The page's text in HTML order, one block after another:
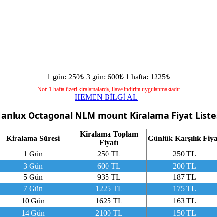
1 gün: 250₺ 3 gün: 600₺ 1 hafta: 1225₺
Not: 1 hafta üzeri kiralamalarda, ilave indirim uygulanmaktadır
HEMEN BİLGİ AL
Octagonal NLM mount Kiralama Fiyat
Kiralama Süresi
Kiralama Toplam
Fiyatı
Günlük Karşılık
1 Gün
250 TL
250 TL
3 Gün
600 TL
200 TL
5 Gün
935 TL
187 TL
7 Gün
1225 TL
175 TL
10 Gün
1625 TL
163 TL
14 Gün
2100 TL 150 TL